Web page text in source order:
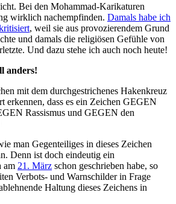
Bei den Mohammad-Karikaturen
wirklich nachempfinden. Damals habe ich
, weil sie aus provozierendem Grund
und damals die religiösen Gefühle von
Und dazu stehe ich auch noch heute!
anders!
mit dem durchgestrichenes Hakenkreuz
erkennen, dass es ein Zeichen GEGEN
Rassismus und GEGEN den
man Gegenteiliges in dieses Zeichen
Denn ist doch eindeutig ein
am 21. März schon geschrieben habe, so
Verbots- und Warnschilder in Frage
Haltung dieses Zeichens in